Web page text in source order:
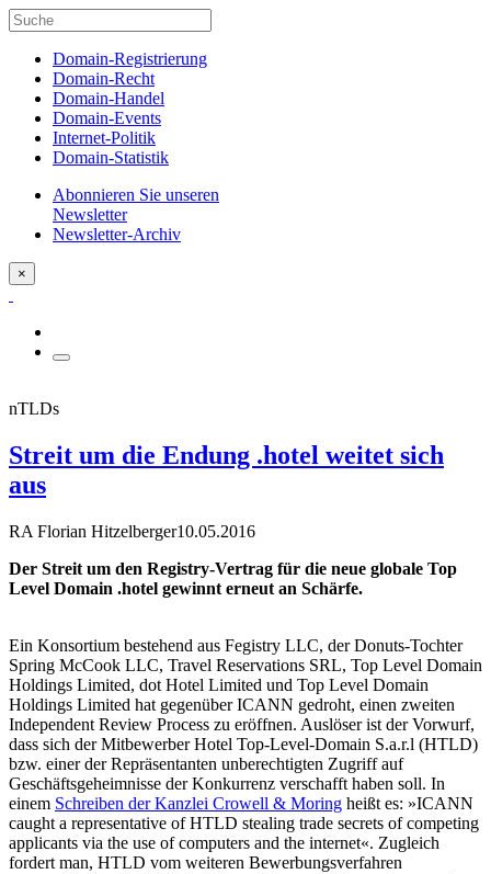
Domain-Registrierung
Domain-Recht
Domain-Handel
Domain-Events
Internet-Politik
Domain-Statistik
Abonnieren Sie unseren
Newsletter
Newsletter-Archiv
×
nTLDs
Streit um die Endung .hotel weitet sich
aus
RA Florian Hitzelberger10.05.2016
Der Streit um den Registry-Vertrag für die neue globale Top
Level Domain .hotel gewinnt erneut an Schärfe.
Ein Konsortium bestehend aus Fegistry LLC, der Donuts-Tochter
Spring McCook LLC, Travel Reservations SRL, Top Level Domain
Holdings Limited, dot Hotel Limited und Top Level Domain
Holdings Limited hat gegenüber ICANN gedroht, einen zweiten
Independent Review Process zu eröffnen. Auslöser ist der Vorwurf,
dass sich der Mitbewerber Hotel Top-Level-Domain S.a.r.l (HTLD)
bzw. einer der Repräsentanten unberechtigten Zugriff auf
Geschäftsgeheimnisse der Konkurrenz verschafft haben soll. In
einem Schreiben der Kanzlei Crowell & Moring heißt es: »ICANN
caught a representative of HTLD stealing trade secrets of competing
applicants via the use of computers and the internet«. Zugleich
fordert man, HTLD vom weiteren Bewerbungsverfahren